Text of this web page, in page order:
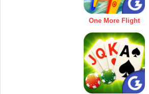
One More Flight